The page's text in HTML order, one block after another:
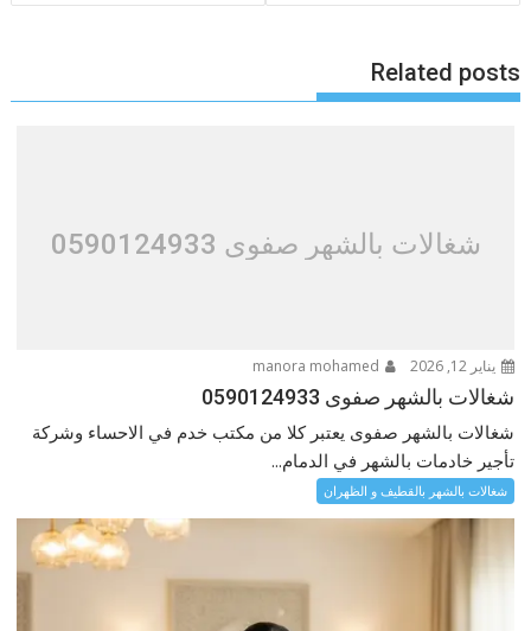
Related posts
شغالات بالشهر صفوى 0590124933
يناير 12, 2026
شغالات بالشهر صفوى 0590124933
شغالات بالشهر صفوى يعتبر كلا من مكتب خدم في الاحساء وشركة
تأجير خادمات بالشهر في الدمام...
شغالات بالشهر بالقطيف و الظهران